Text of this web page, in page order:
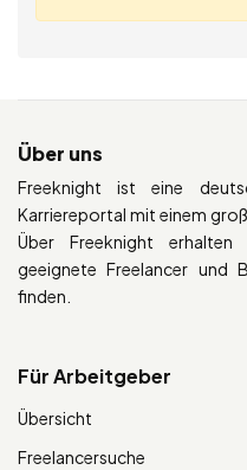
Über uns
Freeknight ist eine
Karriereportal mit einem
Über Freeknight erhalten
geeignete Freelancer und
finden.
Für Arbeitgeber
Übersicht
Freelancersuche